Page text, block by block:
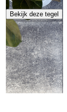
Bekijk deze tegel